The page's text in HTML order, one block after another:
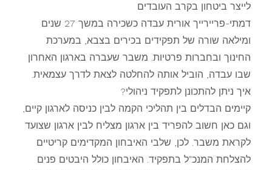
לייצר ביטחון בקרב העובדים
דמתי-פריירייך אורית עבדה כשכירה במשך 27 שנים
ומילאה שורה של תפקידים בכירים בצבא, במערכת
החינוך ובחברות פרטיות. משבר שעברה בארגון האחרון
שבו עבדה, הוביל אותה להחלטה לצאת לדרך עצמאית.
איך ניתן להתכונן לתפקיד ניהולי?
קיימים הבדלים בין תהליכי הקמה לבין כניסה לארגון קיים,
וגם כאן חשוב להפריד בין ארגון מצליח לבין ארגון שצועד
לקראת משבר. לכן, שלבי האיבחון המקדימים קריטיים
להצלחת המנכ"ל בתפקיד. האיבחון כולל היבטים פנים